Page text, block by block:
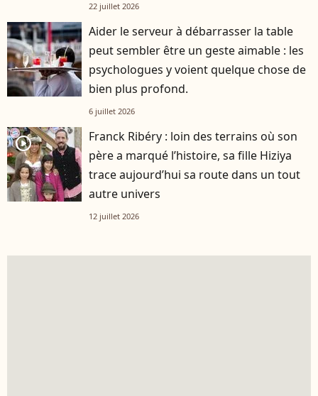
22 juillet 2026
Aider le serveur à débarrasser la table
peut sembler être un geste aimable : les
psychologues y voient quelque chose de
bien plus profond.
6 juillet 2026
player2
Franck Ribéry : loin des terrains où son
père a marqué l’histoire, sa fille Hiziya
trace aujourd’hui sa route dans un tout
autre univers
12 juillet 2026